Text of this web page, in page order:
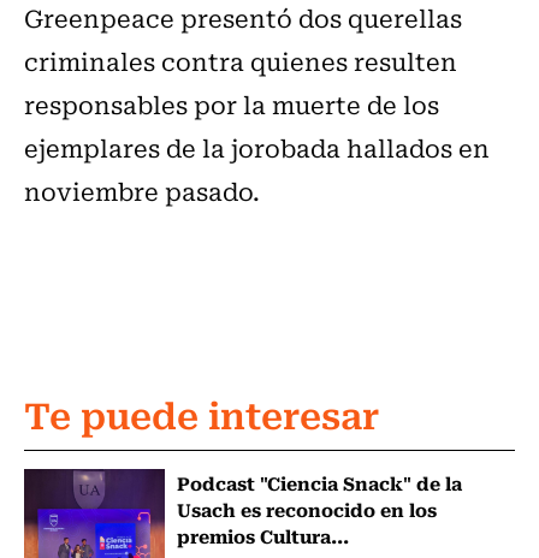
Greenpeace presentó dos querellas
criminales contra quienes resulten
responsables por la muerte de los
ejemplares de la jorobada hallados en
noviembre pasado.
Te puede interesar
Podcast "Ciencia Snack" de la
Usach es reconocido en los
premios Cultura...